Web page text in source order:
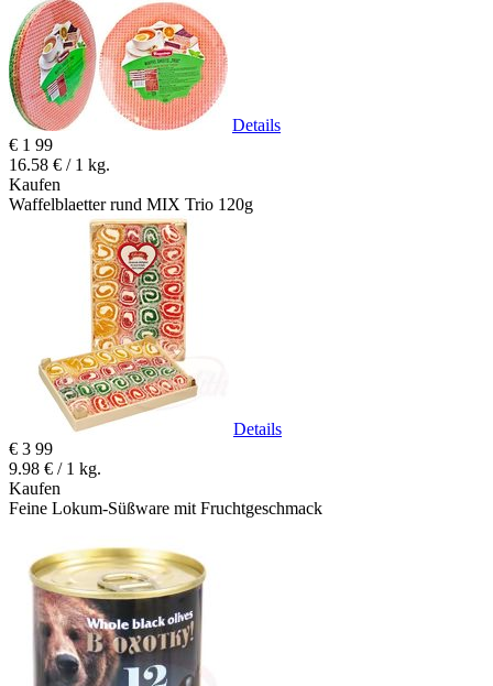
Details
€ 1 99
16.58 € / 1 kg.
Kaufen
Waffelblaetter rund MIX Trio 120g
Details
€ 3 99
9.98 € / 1 kg.
Kaufen
Feine Lokum-Süßware mit Fruchtgeschmack